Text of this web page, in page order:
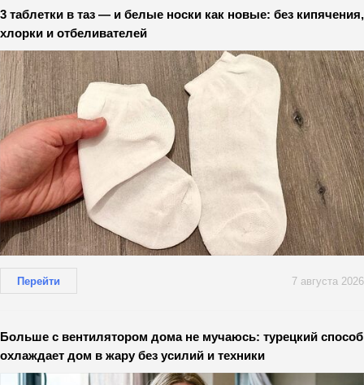
3 таблетки в таз — и белые носки как новые: без кипячения,
хлорки и отбеливателей
Перейти 7 августа 2026
Больше с вентилятором дома не мучаюсь: турецкий способ
охлаждает дом в жару без усилий и техники